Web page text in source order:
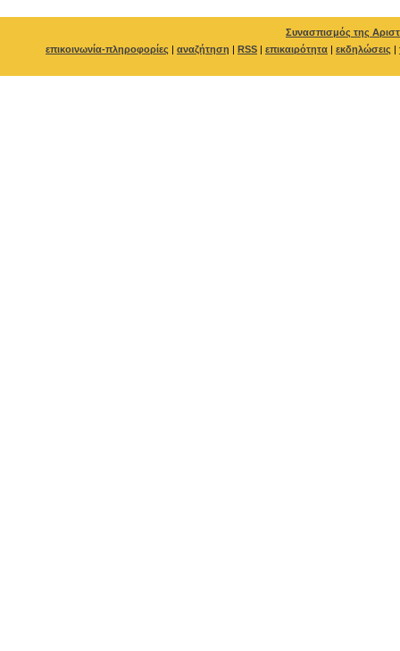
Συνασπισμός της
επικοινωνία-πληροφορίες | αναζήτηση | RSS | επικαιρότητα | εκδηλώσεις |